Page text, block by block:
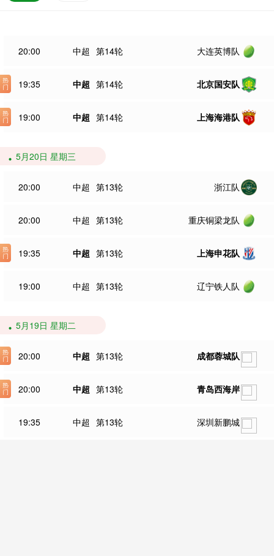
20:00 中超 第14轮 大连英博队
19:35 中超 第14轮 北京国安队
19:00 中超 第14轮 上海海港队
5月20日 星期三
20:00 中超 第13轮 浙江队
20:00 中超 第13轮 重庆铜梁龙队
19:35 中超 第13轮 上海申花队
19:00 中超 第13轮 辽宁铁人队
5月19日 星期二
20:00 中超 第13轮 成都蓉城队
20:00 中超 第13轮 青岛西海岸
19:35 中超 第13轮 深圳新鹏城